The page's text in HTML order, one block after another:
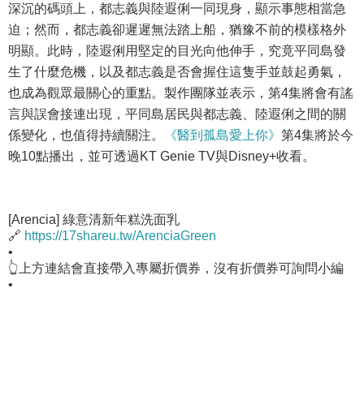
深沉的碼頭上，都志義與陸遐俐一同現身，顯示事態相當急
迫；然而，都志義卻遲遲無法踏上船，猶豫不前的模樣格外
明顯。此時，陸遐俐用堅定的目光向他伸手，究竟平同島發
生了什麼危機，以及都志義是否會握住這隻手並鼓起勇氣，
也成為觀眾最關心的重點。製作團隊並表示，第4集將會有謠
言與誤會接連出現，平同島居民與都志義、陸遐俐之間的關
係變化，也值得持續關注。
《醫到孤島愛上你》 第4集將於今
晚10點播出，並可透過KT Genie TV與Disney+收看。
[Arencia] 綠意清新年糕洗面乳
🔗 https://17shareu.tw/ArenciaGreen
•
👆上方連結會直接帶入專屬折價券，沒有折價券可詢問小編
•